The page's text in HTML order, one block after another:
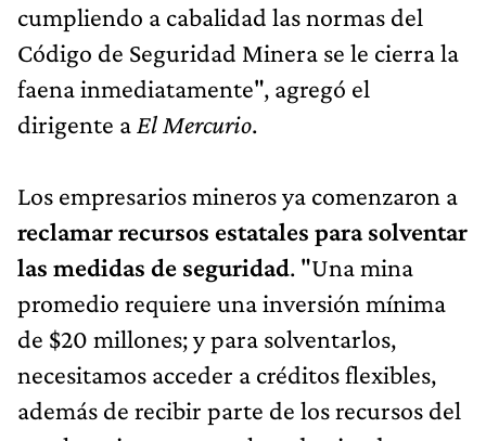
cumpliendo a cabalidad las normas del
Código de Seguridad Minera se le cierra la
faena inmediatamente", agregó el
dirigente a El Mercurio.
Los empresarios mineros ya comenzaron a
reclamar recursos estatales para solventar
las medidas de seguridad. "Una mina
promedio requiere una inversión mínima
de $20 millones; y para solventarlos,
necesitamos acceder a créditos flexibles,
además de recibir parte de los recursos del